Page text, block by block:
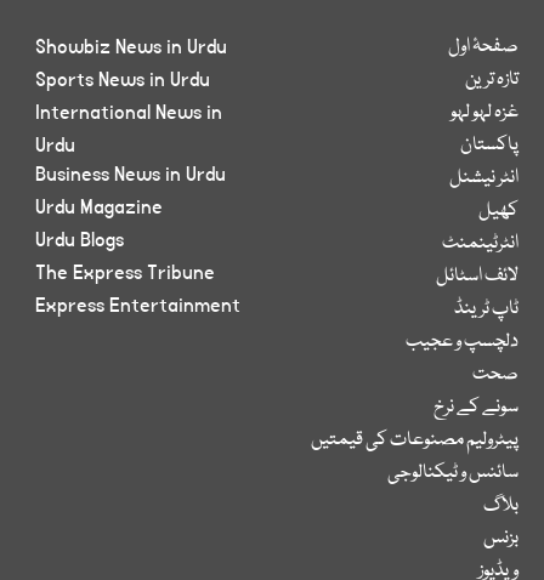
صفحۂ اول
تازہ ترین
غزہ لہو لہو
پاکستان
انٹر نیشنل
کھیل
انٹرٹینمنٹ
لائف اسٹائل
ٹاپ ٹرینڈ
دلچسپ و عجیب
صحت
سونے کے نرخ
پیٹرولیم مصنوعات کی قیمتیں
سائنس و ٹیکنالوجی
بلاگ
بزنس
ویڈیوز
Showbiz News in Urdu
Sports News in Urdu
International News in
Urdu
Business News in Urdu
Urdu Magazine
Urdu Blogs
The Express Tribune
Express Entertainment